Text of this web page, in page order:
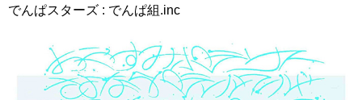
でんぱスターズ : でんぱ組.inc